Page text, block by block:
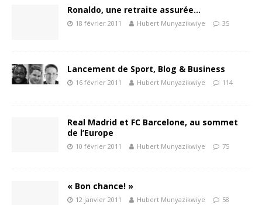
Ronaldo, une retraite assurée…
18 février 2011 Hubert Munyazikwiye 35
Lancement de Sport, Blog & Business
16 février 2011 Hubert Munyazikwiye 114
Real Madrid et FC Barcelone, au sommet
de l’Europe
10 février 2011 Hubert Munyazikwiye 75
« Bon chance! »
12 janvier 2011 Hubert Munyazikwiye 58